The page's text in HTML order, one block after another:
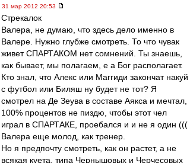
31 мар 2012 20:53
Стрекалок
Валера, не думаю, что здесь дело именно в
Валере. Нужно глубже смотреть. То что чувак
живет СПАРТАКОМ нет сомнений. Ты знаешь,
как бывает, мы полагаем, е а Бог располагает.
Кто знал, что Алекс или Маггиди закончат накуй
с футбол или Биляш ну будет не тот? Я
смотрел на Де Зеува в составе Аякса и мечтал,
100% процентов не пиздю, чтобы этот чел
играл в СПАРТАКЕ, проебался и и не я один (((
Валера еще молод, как тренер.
Но я предпочту смотреть, как он растет, а не
всякая куета, типа Чернышовых и Черчесовых